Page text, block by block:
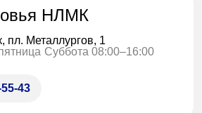
НЛМК
пл. Металлургов, 1
Суббота 08:00–16:00
43